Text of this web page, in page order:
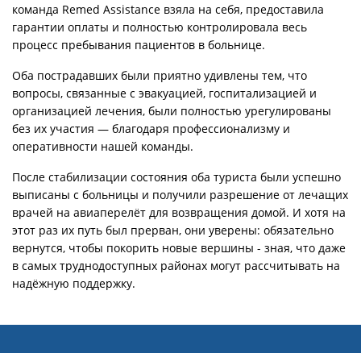
команда Remed Assistance взяла на себя, предоставила
гарантии оплаты и полностью контролировала весь
процесс пребывания пациентов в больнице.
Оба пострадавших были приятно удивлены тем, что
вопросы, связанные с эвакуацией, госпитализацией и
организацией лечения, были полностью урегулированы
без их участия — благодаря профессионализму и
оперативности нашей команды.
После стабилизации состояния оба туриста были успешно
выписаны с больницы и получили разрешение от лечащих
врачей на авиаперелёт для возвращения домой. И хотя на
этот раз их путь был прерван, они уверены: обязательно
вернутся, чтобы покорить новые вершины - зная, что даже
в самых труднодоступных районах могут рассчитывать на
надёжную поддержку.